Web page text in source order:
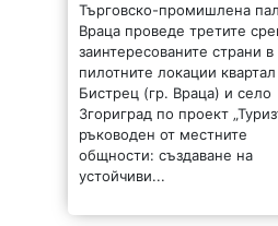
Търговско-промишлена
Враца проведе третите
заинтересованите страни в
пилотните локации квартал
Бистрец (гр. Враца) и село
Згориград по проект
ръководен от местните
общности: създаване на
устойчиви...